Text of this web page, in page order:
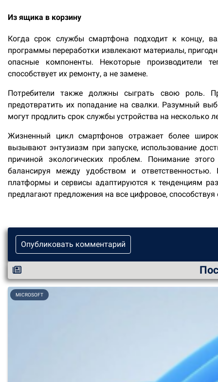
Из ящика в корзину
Когда срок службы смартфона подходит к концу,
программы переработки извлекают материалы,
опасные компоненты. Некоторые производители
способствует их ремонту, а не замене.
Потребители также должны сыграть свою роль.
предотвратить их попадание на свалки. Разумный
могут продлить срок службы устройства на несколько
Жизненный цикл смартфонов отражает более
вызывают энтузиазм при запуске, использование
причиной экологических проблем. Понимание
балансируя между удобством и ответственностью.
платформы и сервисы адаптируются к тенденциям
предлагают предложения на все цифровое,
Опубликовать комментарий
MICROSOFT